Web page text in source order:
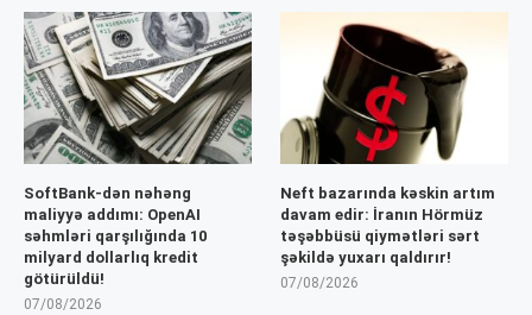
SoftBank-dən nəhəng
maliyyə addımı: OpenAI
səhmləri qarşılığında 10
milyard dollarlıq kredit
götürüldü!
07/08/2026
Neft bazarında kəskin artım
davam edir: İranın Hörmüz
təşəbbüsü qiymətləri sərt
şəkildə yuxarı qaldırır!
07/08/2026